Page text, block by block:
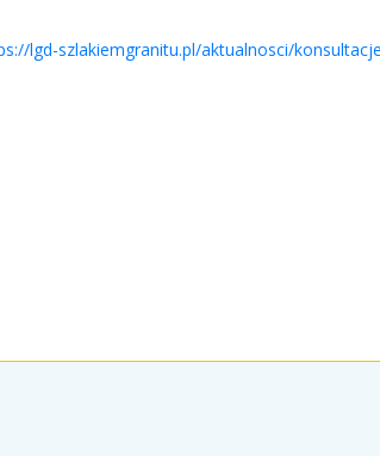
lgd-szlakiemgranitu.pl/aktualnosci/